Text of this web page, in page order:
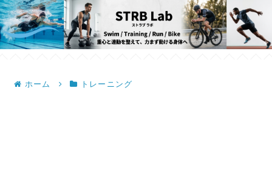
ホーム トレーニング